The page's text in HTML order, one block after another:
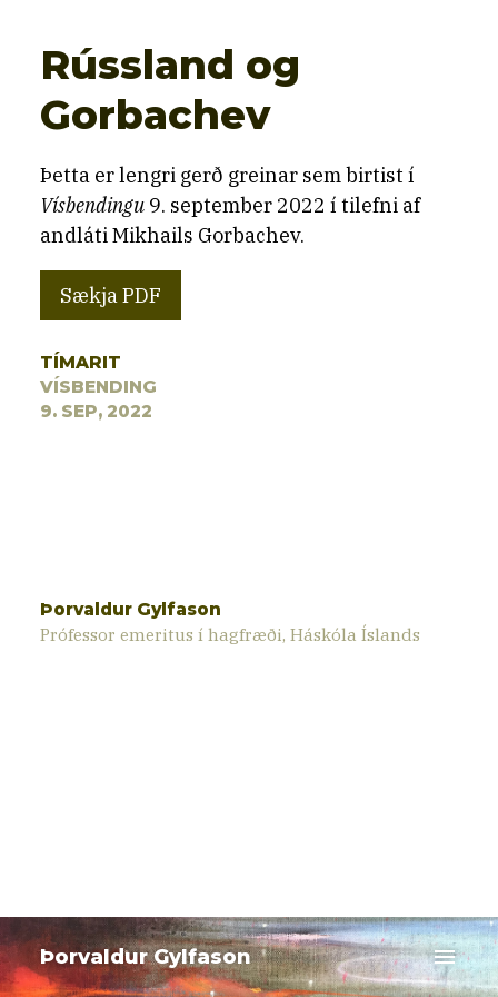
Þorvaldur Gylfason menu
TÍMARIT
VÍSBENDING
9. SEP, 2022
Rússland og
Gorbachev
Þetta er lengri gerð greinar sem birtist í
Vísbendingu 9. september 2022 í tilefni af
andláti Mikhails Gorbachev.
Sækja PDF
Þorvaldur Gylfason
Prófessor emeritus í hagfræði, Háskóla Íslands